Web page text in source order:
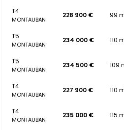
T4
MONTAUBAN
228 900 € 99
T5
MONTAUBAN
234 000 € 110
T5
MONTAUBAN
234 500 € 109
T4
MONTAUBAN
227 900 € 110
T4
MONTAUBAN
235 000 € 115